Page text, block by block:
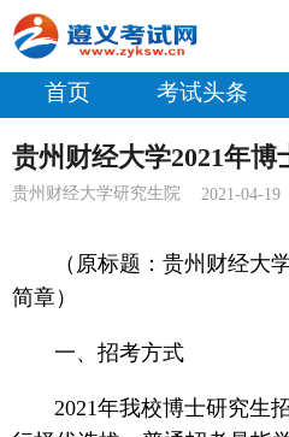
首页 考试头条
贵州财经大学2021年
贵州财经大学研究生院 2021-04-19
（原标题：贵州财经大
简章）
一、招考方式
2021年我校博士研究生